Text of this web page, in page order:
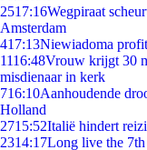
2517:16Wegpiraat
Amsterdam
417:13Niewiadoma
1116:48Vrouw krijgt 30
misdienaar in kerk
716:10Aanhoudende
Holland
2715:52Italië hindert
2314:17Long live the